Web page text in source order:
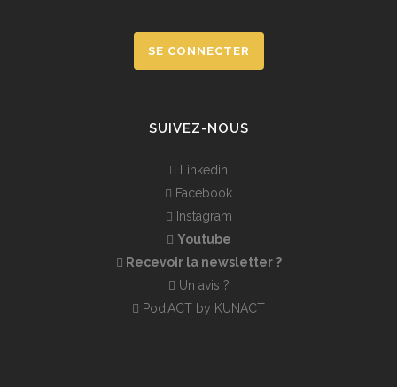
SE CONNECTER
SUIVEZ-NOUS
Linkedin
Facebook
Instagram
Youtube
Recevoir la newsletter ?
Un avis ?
Pod’ACT by KUNACT